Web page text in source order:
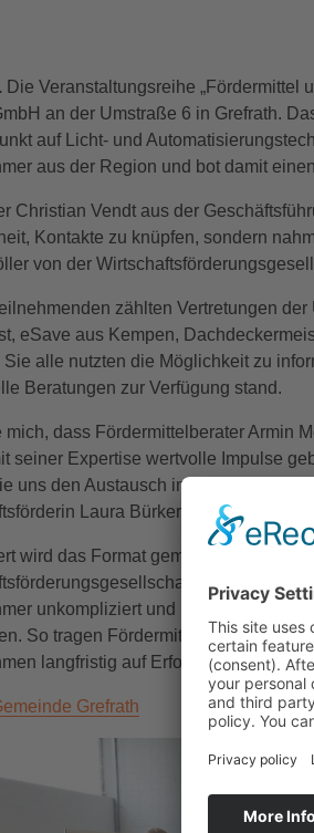
Die Veranstaltungsreihe „Fördermittel
an der Umstraße 6 in Grefrath.
auf Licht- und
aus der Region und bot damit
Christian Vendt aus der
Kontakte zu knüpfen, sondern
von der
zählten Vertretungen
eSave aus Kempen,
Sie alle nutzten die Möglichkeit zu
Beratungen zur Verfügung stand.
mich, dass Fördermittelberater Armin
seiner Expertise wertvolle Impulse
uns den Austausch in so
Laura Bürkert.
wird das Format gemeinschaftlich
für den Kreis
unkompliziert und praxisnah über
So tragen Fördermittel dazu bei,
langfristig auf Erfolgskurs zu
Grefrath